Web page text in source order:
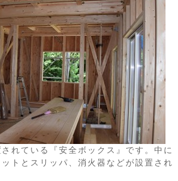
れている『安全ボックス』です。中に
トとスリッパ、消火器などが設置され